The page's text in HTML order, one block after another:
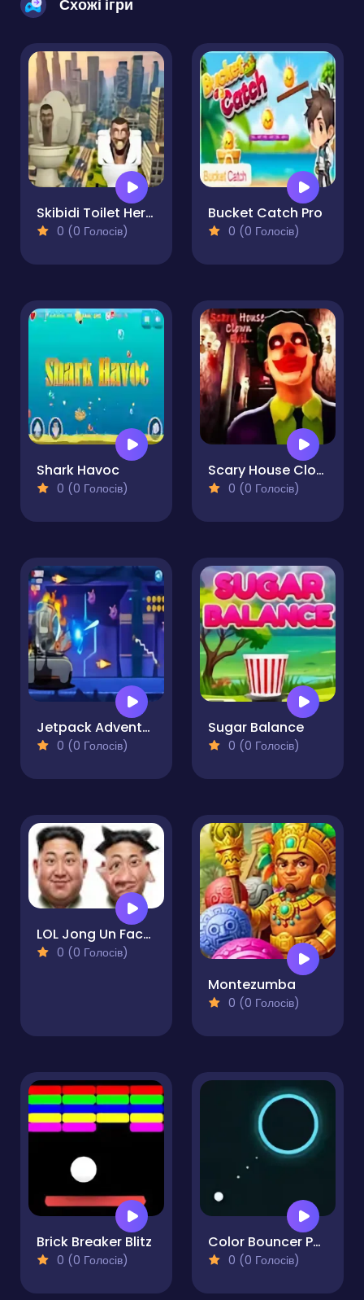
Схожі ігри
Skibidi Toilet Hero Simulator
0 (0 Голосів)
Bucket Catch Pro
0 (0 Голосів)
Shark Havoc
0 (0 Голосів)
Scary House Clown Evil
0 (0 Голосів)
Jetpack Adventure Pro
0 (0 Голосів)
Sugar Balance
0 (0 Голосів)
LOL Jong Un Face Editor
0 (0 Голосів)
Montezumba
0 (0 Голосів)
Brick Breaker Blitz
0 (0 Голосів)
Color Bouncer Puzzle
0 (0 Голосів)